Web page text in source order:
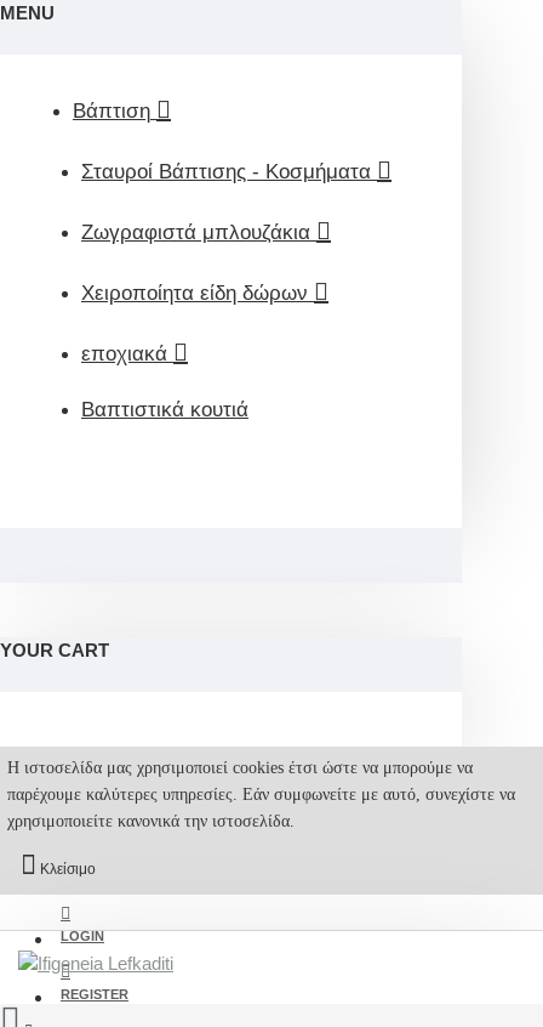
MENU
Βάπτιση
Σταυροί Βάπτισης - Κοσμήματα
Ζωγραφιστά μπλουζάκια
Χειροποίητα είδη δώρων
εποχιακά
Βαπτιστικά κουτιά
YOUR CART
Η ιστοσελίδα μας χρησιμοποιεί cookies έτσι ώστε να μπορούμε να
παρέχουμε καλύτερες υπηρεσίες. Εάν συμφωνείτε με αυτό, συνεχίστε να
χρησιμοποιείτε κανονικά την ιστοσελίδα.
Κλείσιμο
LOGIN
REGISTER